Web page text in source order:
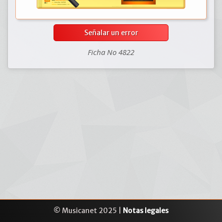
Señalar un error
Ficha No 4822
© Musicanet 2025 | Notas legales